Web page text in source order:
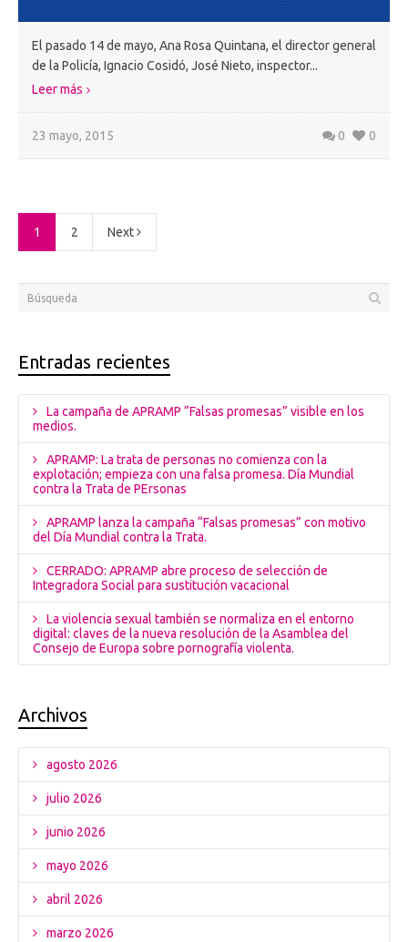
El pasado 14 de mayo, Ana Rosa Quintana, el director general
de la Policía, Ignacio Cosidó, José Nieto, inspector...
Leer más
23 mayo, 2015 0 0
1 2 Next
Entradas recientes
La campaña de APRAMP “Falsas promesas” visible en los
medios.
APRAMP: La trata de personas no comienza con la
explotación; empieza con una falsa promesa. Día Mundial
contra la Trata de PErsonas
APRAMP lanza la campaña “Falsas promesas” con motivo
del Día Mundial contra la Trata.
CERRADO: APRAMP abre proceso de selección de
Integradora Social para sustitución vacacional
La violencia sexual también se normaliza en el entorno
digital: claves de la nueva resolución de la Asamblea del
Consejo de Europa sobre pornografía violenta.
Archivos
agosto 2026
julio 2026
junio 2026
mayo 2026
abril 2026
marzo 2026